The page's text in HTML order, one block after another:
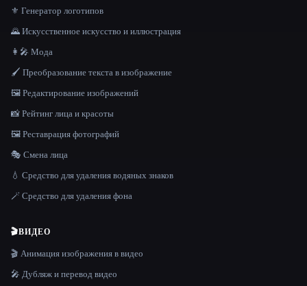
⚜️ Генератор логотипов
🌄 Искусственное искусство и иллюстрация
👩‍🎤 Мода
🖌️ Преобразование текста в изображение
🖼️ Редактирование изображений
📸 Рейтинг лица и красоты
🖼️ Реставрация фотографий
🎭 Смена лица
💧 Средство для удаления водяных знаков
🪄 Средство для удаления фона
🎬ВИДЕО
🎬 Анимация изображения в видео
🎤 Дубляж и перевод видео